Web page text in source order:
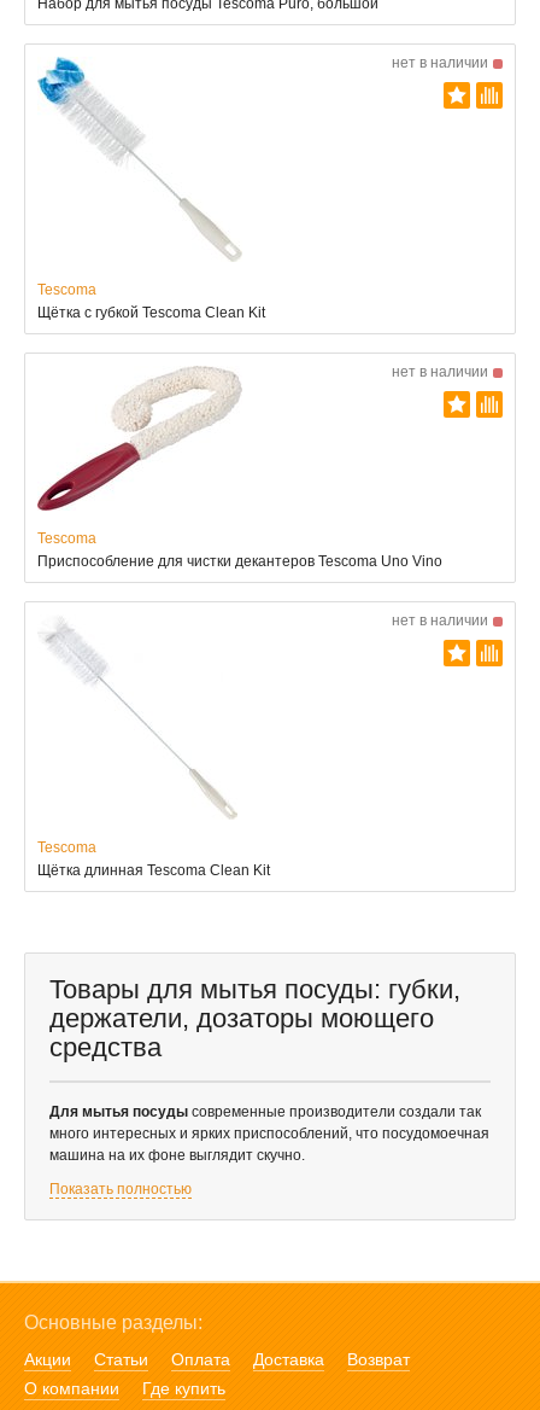
Набор для мытья посуды Tescoma Puro, большой
нет в наличии
Tescoma
Щётка с губкой Tescoma Clean Kit
нет в наличии
Tescoma
Приспособление для чистки декантеров Tescoma Uno Vino
нет в наличии
Tescoma
Щётка длинная Tescoma Clean Kit
Товары для мытья посуды: губки,
держатели, дозаторы моющего
средства
Для мытья посуды современные производители создали так
много интересных и ярких приспособлений, что посудомоечная
машина на их фоне выглядит скучно.
Показать полностью
Основные разделы:
Акции Статьи Оплата Доставка
Возврат
О компании
Где купить